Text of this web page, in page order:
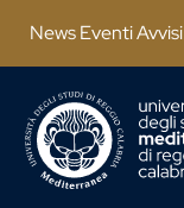
News Eventi Avvisi